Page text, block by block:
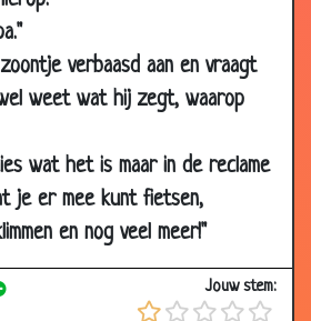
verbaasd aan en vraagt
weet wat hij zegt, waarop
wat het is maar in de reclame
je er mee kunt fietsen,
en nog veel meer!"
Jouw stem:
3.28
de duivel
3.50
fiets
vakantie
je later worden?
3.69
3.70